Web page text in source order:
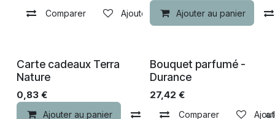
Comparer Ajouter à la liste de souhaits
Ajouter au panier
Carte cadeaux Terra
Nature
0,83 €
Ajouter au panier Comparer Ajouter à
Bouquet parfumé -
Durance
27,42 €
Comparer